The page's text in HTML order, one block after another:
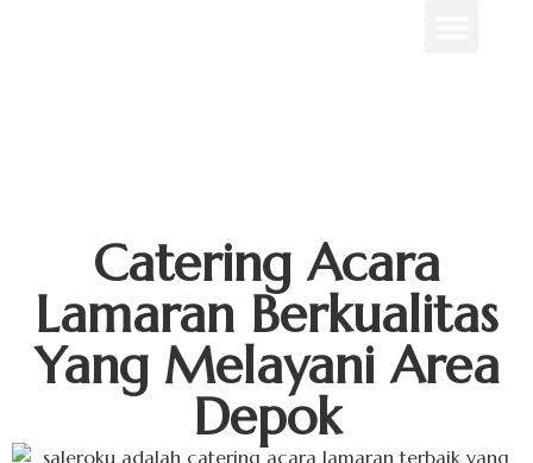
Catering Acara
Lamaran Berkualitas
Yang Melayani Area
Depok